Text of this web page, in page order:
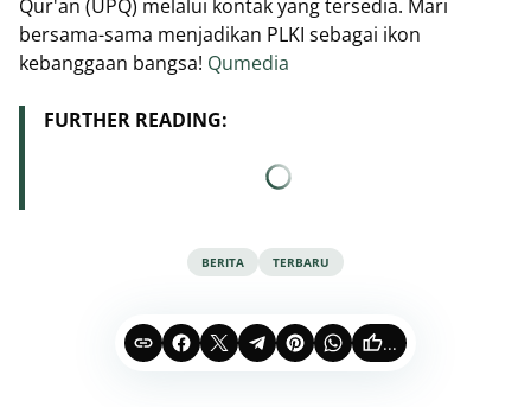
Qur'an (UPQ) melalui kontak yang tersedia. Mari
bersama-sama menjadikan PLKI sebagai ikon
kebanggaan bangsa! Qumedia
FURTHER READING:
BERITA TERBARU
...